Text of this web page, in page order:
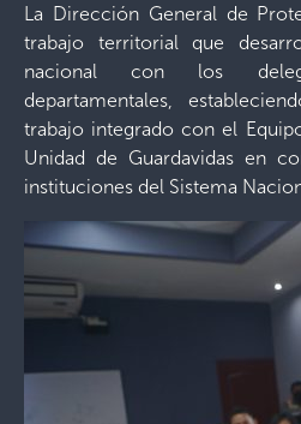
La Dirección General de
trabajo territorial que
nacional con los
departamentales,
trabajo integrado con el
Unidad de Guardavidas en
instituciones del Sistema